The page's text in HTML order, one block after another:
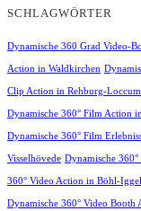
SCHLAGWÖRTER
Dynamische 360 Grad Video-
Action in Waldkirchen
Clip Action in Rehburg-Loccum
Dynamische 360° Film Action
Dynamische 360° Film
Visselhövede Dynamische
360° Video Action in Böhl-
Dynamische 360° Video Booth